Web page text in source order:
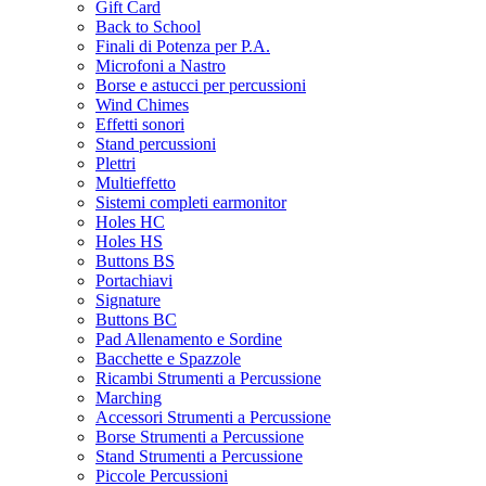
Gift Card
Back to School
Finali di Potenza per P.A.
Microfoni a Nastro
Borse e astucci per percussioni
Wind Chimes
Effetti sonori
Stand percussioni
Plettri
Multieffetto
Sistemi completi earmonitor
Holes HC
Holes HS
Buttons BS
Portachiavi
Signature
Buttons BC
Pad Allenamento e Sordine
Bacchette e Spazzole
Ricambi Strumenti a Percussione
Marching
Accessori Strumenti a Percussione
Borse Strumenti a Percussione
Stand Strumenti a Percussione
Piccole Percussioni